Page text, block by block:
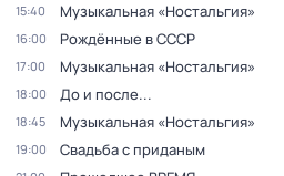
15:40 Музыкальная «Ностальгия»
16:00 Рождённые в СССР
17:00 Музыкальная «Ностальгия»
18:00 До и после...
18:45 Музыкальная «Ностальгия»
19:00 Свадьба с приданым